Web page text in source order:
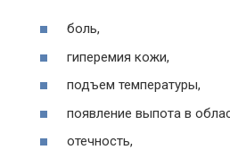
боль,
гиперемия кожи,
подъем температуры,
появление выпота в
отечность,